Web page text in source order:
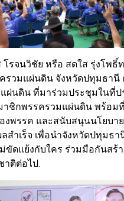
รจนวิชัย หรือ สดใส รุ่งโพธิ์
รวมแผ่นดิน จังหวัดปทุมธานี
ผ่นดิน ที่มาร่วมประชุมในที่ป
าชิกพรรครวมแผ่นดิน พร้อม
งพรรค และสนับสนุนนโยบา
สำเร็จ เพื่อนำจังหวัดปทุมธา
ขัดแย้งกับใคร ร่วมมือกันสร้
าติต่อไป.